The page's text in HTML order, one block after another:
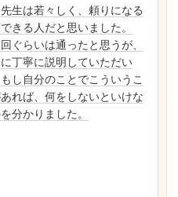
生は若々しく、頼りになる
きる人だと思いました。
回ぐらいは通ったと思うが、
丁寧に説明していただい
し自分のことでこういうこ
れば、何をしないといけな
分かりました。